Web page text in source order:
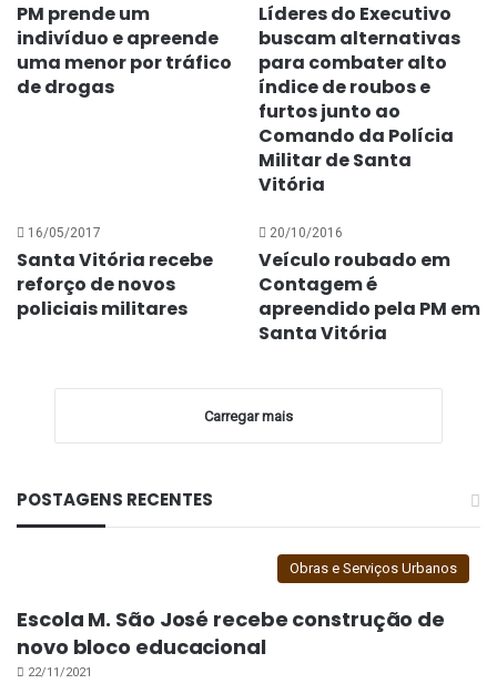
PM prende um
indivíduo e apreende
uma menor por tráfico
de drogas
Líderes do Executivo
buscam alternativas
para combater alto
índice de roubos e
furtos junto ao
Comando da Polícia
Militar de Santa
Vitória
16/05/2017
Santa Vitória recebe
reforço de novos
policiais militares
20/10/2016
Veículo roubado em
Contagem é
apreendido pela PM em
Santa Vitória
Carregar mais
POSTAGENS RECENTES
Obras e Serviços Urbanos
Escola M. São José recebe construção de
novo bloco educacional
22/11/2021